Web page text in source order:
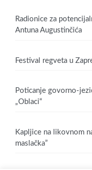
Radionice za
Antuna Augustinčića
Festival regveta u
Poticanje govorno-
„Oblaci“
Kapljice na likovnom
maslačka”